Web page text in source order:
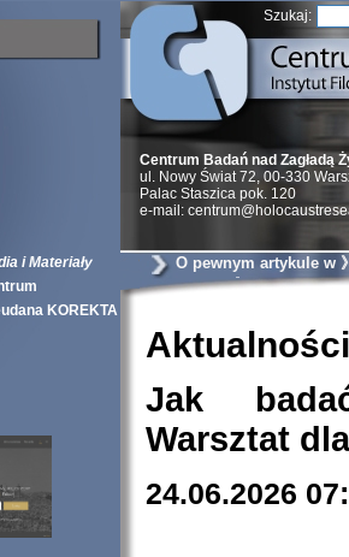
i Materiały
KOREKTA
Szukaj:
Centrum Badań nad Zagładą
ul. Nowy Świat 72, 00-330
Palac Staszica pok. 120
e-mail:
O pewnym artykule w
Yorker《
Aktualności
Jak
Warsztat
24.06.2026